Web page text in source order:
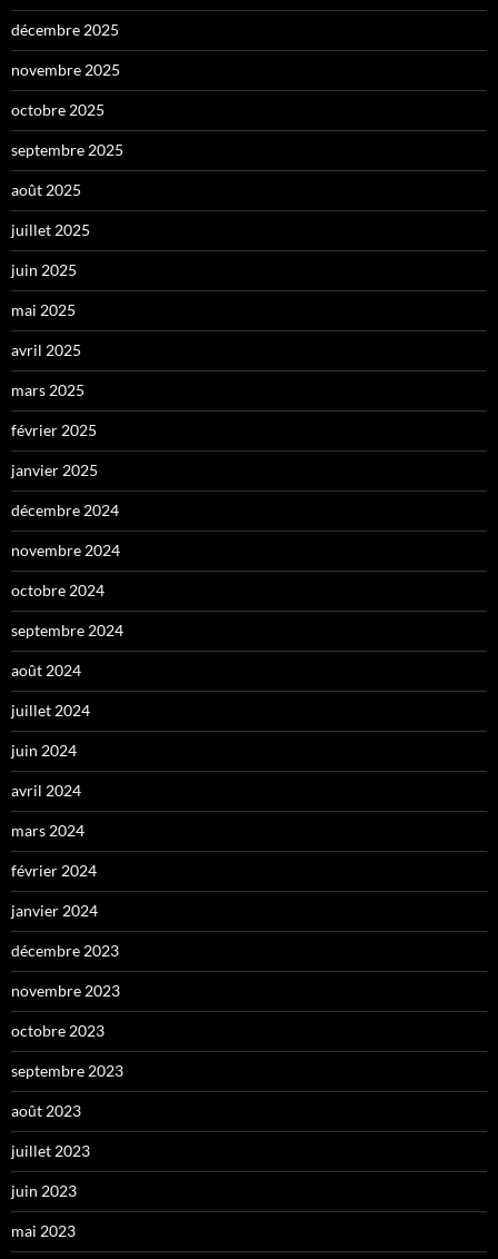
décembre 2025
novembre 2025
octobre 2025
septembre 2025
août 2025
juillet 2025
juin 2025
mai 2025
avril 2025
mars 2025
février 2025
janvier 2025
décembre 2024
novembre 2024
octobre 2024
septembre 2024
août 2024
juillet 2024
juin 2024
avril 2024
mars 2024
février 2024
janvier 2024
décembre 2023
novembre 2023
octobre 2023
septembre 2023
août 2023
juillet 2023
juin 2023
mai 2023